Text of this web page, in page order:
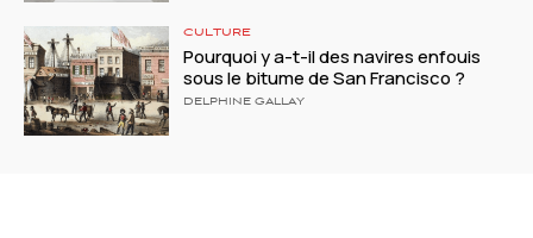
CULTURE
Pourquoi y a-t-il des navires enfouis
sous le bitume de San Francisco ?
DELPHINE GALLAY